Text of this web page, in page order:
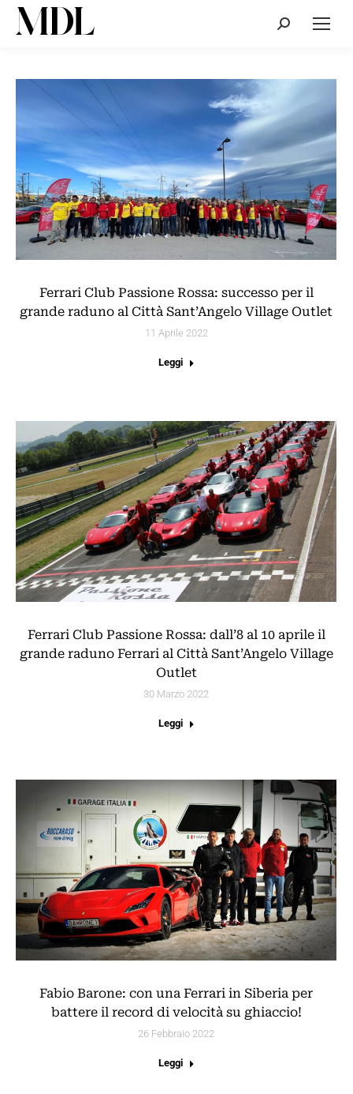
Cerca:
Ferrari Club Passione Rossa: successo per il
grande raduno al Città Sant’Angelo Village Outlet
11 Aprile 2022
Leggi
Ferrari Club Passione Rossa: dall’8 al 10 aprile il
grande raduno Ferrari al Città Sant’Angelo Village
Outlet
30 Marzo 2022
Leggi
Fabio Barone: con una Ferrari in Siberia per
battere il record di velocità su ghiaccio!
26 Febbraio 2022
Leggi